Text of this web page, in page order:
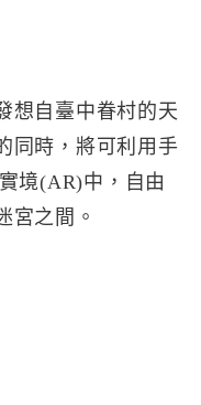
想自臺中眷村的天
同時，將可利用手
境(AR)中，自由
宮之間。